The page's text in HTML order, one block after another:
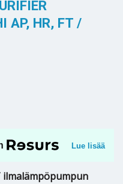
AP, HR, FT /
Lue lisää
ilmalämpöpumpun